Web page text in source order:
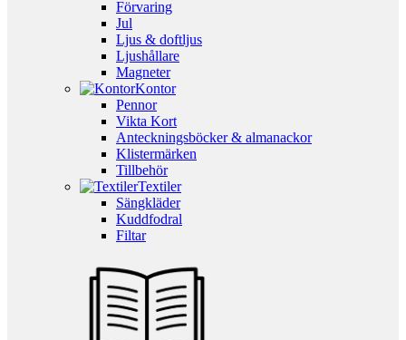
Förvaring
Jul
Ljus & doftljus
Ljushållare
Magneter
Kontor
Pennor
Vikta Kort
Anteckningsböcker & almanackor
Klistermärken
Tillbehör
Textiler
Sängkläder
Kuddfodral
Filtar